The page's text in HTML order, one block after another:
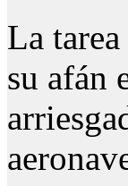
La
su afán